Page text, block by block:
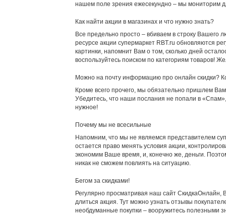
нашем поле зрения ежесекундно – мы мониторим
Как найти акции в магазинах и что нужно знать?
Все предельно просто – вбиваем в строку Вашего
ресурсе акции супермаркет RBT.ru обновляются
картинки, напомнит Вам о том, сколько дней
воспользуйтесь поиском по категориям товаров!
Можно на почту информацию про онлайн скидки?
Кроме всего прочего, мы обязательно пришлем
Убедитесь, что наши послания не попали в
нужное!
Почему мы не всесильные
Напомним, что мы не являемся представителем
остается право менять условия акции,
экономим Ваше время, и, конечно же, деньги.
никак не сможем повлиять на ситуацию.
Бегом за скидками!
Регулярно просматривая наш сайт СкидкаОнлайн,
длиться акция. Тут можно узнать отзывы
необдуманные покупки – вооружитесь полезными